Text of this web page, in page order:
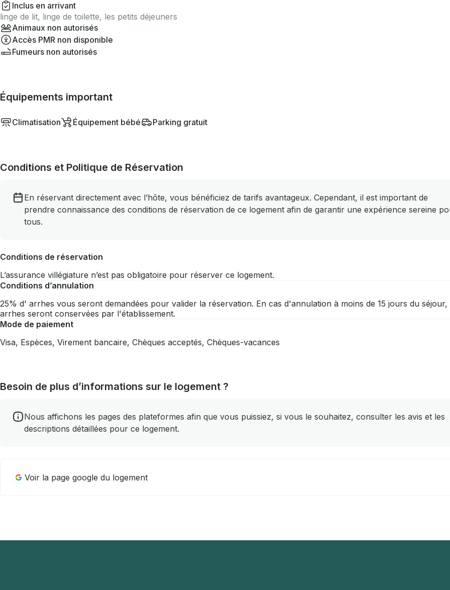
Inclus en arrivant
linge de lit, linge de toilette, les petits déjeuners
Animaux non autorisés
Accès PMR non disponible
Fumeurs non autorisés
Équipements important
Climatisation Équipement bébé Parking gratuit
Conditions et Politique de Réservation
En réservant directement avec l’hôte, vous bénéficiez de tarifs avantageux. Cependant, il est important de
prendre connaissance des conditions de réservation de ce logement afin de garantir une expérience sereine
tous.
Conditions de réservation
L’assurance villégiature n’est pas obligatoire pour réserver ce logement.
Conditions d’annulation
25% d' arrhes vous seront demandées pour valider la réservation. En cas d'annulation à moins de 15 jours du séjour,
arrhes seront conservées par l'établissement.
Mode de paiement
Visa, Espèces, Virement bancaire, Chèques acceptés, Chèques-vacances
Besoin de plus d’informations sur le logement ?
Nous affichons les pages des plateformes afin que vous puissiez, si vous le souhaitez, consulter les avis et les
descriptions détaillées pour ce logement.
Voir la page google du logement